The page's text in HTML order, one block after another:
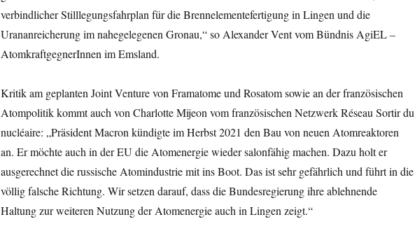
verbindlicher Stilllegungsfahrplan für die Brennelementefertigung in Lingen und die
Urananreicherung im nahegelegenen Gronau,“ so Alexander Vent vom Bündnis AgiEL –
AtomkraftgegnerInnen im Emsland.
Kritik am geplanten Joint Venture von Framatome und Rosatom sowie an der französischen
Atompolitik kommt auch von Charlotte Mijeon vom französischen Netzwerk Réseau Sortir du
nucléaire: „Präsident Macron kündigte im Herbst 2021 den Bau von neuen Atomreaktoren
an. Er möchte auch in der EU die Atomenergie wieder salonfähig machen. Dazu holt er
ausgerechnet die russische Atomindustrie mit ins Boot. Das ist sehr gefährlich und führt in die
völlig falsche Richtung. Wir setzen darauf, dass die Bundesregierung ihre ablehnende
Haltung zur weiteren Nutzung der Atomenergie auch in Lingen zeigt.“